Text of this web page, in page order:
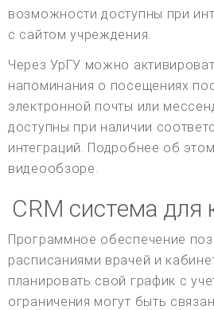
возможности доступны при
с сайтом учреждения.
Через УрГУ можно
напоминания о посещениях
электронной почты или
доступны при наличии
интеграций. Подробнее об
видеообзоре.
CRM система для
Программное обеспечение
расписаниями врачей и
планировать свой график с
ограничения могут быть